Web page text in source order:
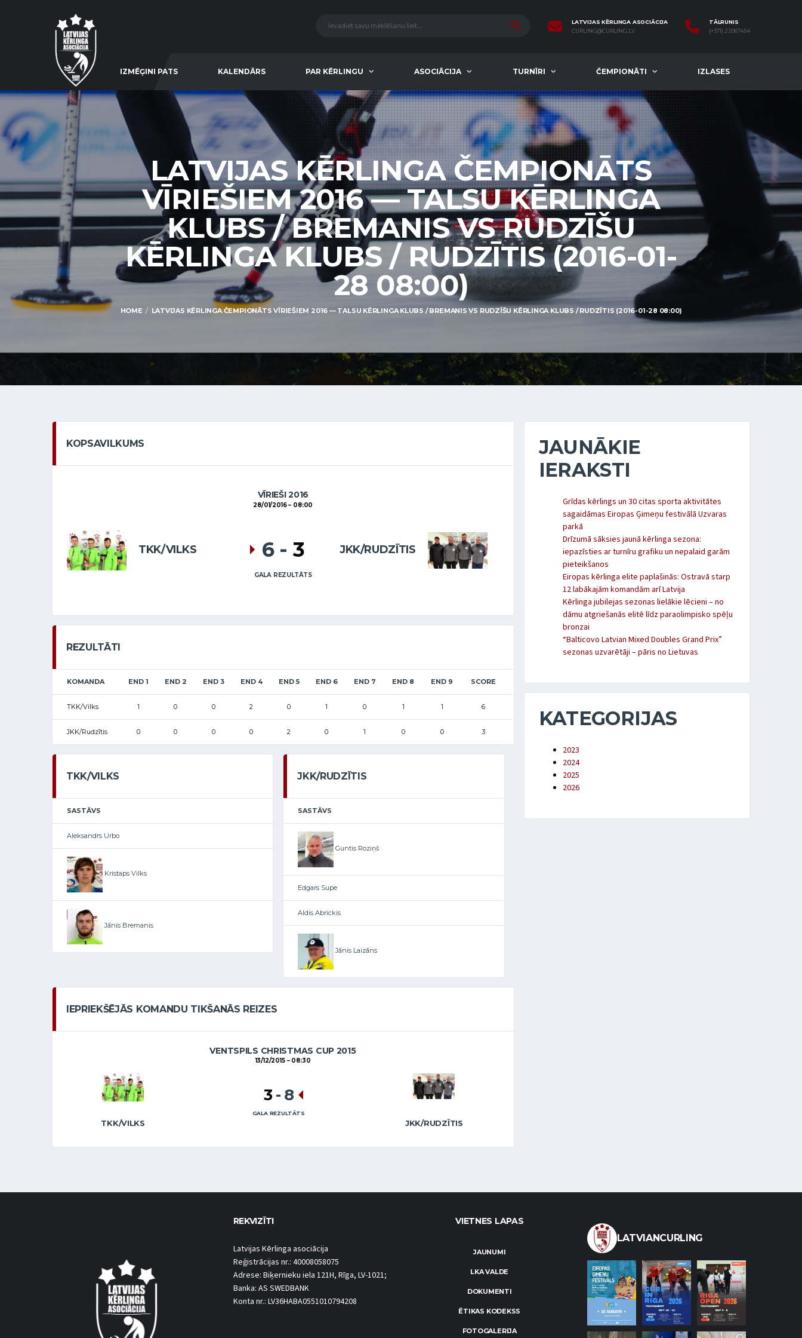
LATVIJAS KĒRLINGA ASOCIĀCIJA
CURLING@CURLING.LV
TĀLRUNIS
(+371) 22067454
IZMĒĢINI PATS KALENDĀRS PAR KĒRLINGU ASOCIĀCIJA TURNĪRI ČEMPIONĀTI IZLASES
LATVIJAS KĒRLINGA ČEMPIONĀTS
VĪRIEŠIEM 2016 — TALSU KĒRLINGA
KLUBS / BREMANIS VS RUDZĪŠU
KĒRLINGA KLUBS / RUDZĪTIS (2016-01-
28 08:00)
HOME LATVIJAS KĒRLINGA ČEMPIONĀTS VĪRIEŠIEM 2016 — TALSU KĒRLINGA KLUBS / BREMANIS VS RUDZĪŠU KĒRLINGA KLUBS / RUDZĪTIS (2016-01-28 08:00)
KOPSAVILKUMS
VĪRIEŠI 2016
28/01/2016 08:00
TKK/VILKS JKK/RUDZĪTIS
6 - 3
GALA REZULTĀTS
REZULTĀTI
KOMANDA END 1 END 2 END 3 END 4 END 5 END 6 END 7 END 8 END 9 SCORE
TKK/Vilks 1 0 0 2 0 1 0 1 1 6
JKK/Rudzītis 0 0 0 0 2 0 1 0 0 3
TKK/VILKS
SASTĀVS
Aleksandrs Urbo
Kristaps Vilks
Jānis Bremanis
JKK/RUDZĪTIS
SASTĀVS
Guntis Roziņš
Edgars Supe
Aldis Abrickis
Jānis Laizāns
IEPRIEKŠĒJĀS KOMANDU TIKŠANĀS REIZES
VENTSPILS CHRISTMAS CUP 2015
13/12/2015 08:30
TKK/VILKS JKK/RUDZĪTIS
3 - 8
GALA REZULTĀTS
JAUNĀKIE
IERAKSTI
Grīdas kērlings un 30 citas sporta aktivitātes
sagaidāmas Eiropas Ģimeņu festivālā Uzvaras
parkā
Drīzumā sāksies jaunā kērlinga sezona:
iepazīsties ar turnīru grafiku un nepalaid garām
pieteikšanos
Eiropas kērlinga elite paplašinās: Ostravā starp
12 labākajām komandām arī Latvija
Kērlinga jubilejas sezonas lielākie lēcieni – no
dāmu atgriešanās elitē līdz paraolimpisko spēļu
bronzai
“Balticovo Latvian Mixed Doubles Grand Prix”
sezonas uzvarētāji – pāris no Lietuvas
KATEGORIJAS
2023
2024
2025
2026
REKVIZĪTI
Latvijas Kērlinga asociācija
Reģistrācijas nr.: 40008058075
Adrese: Biķernieku iela 121H, Rīga, LV-1021;
Banka: AS SWEDBANK
Konta nr.: LV36HABA0551010794208
VIETNES LAPAS
JAUNUMI
LKA VALDE
DOKUMENTI
ĒTIKAS KODEKSS
FOTOGALERIJA
LATVIANCURLING